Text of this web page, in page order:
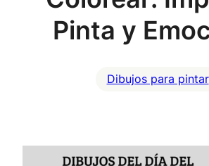
Pinta y
Dibujos para pintar